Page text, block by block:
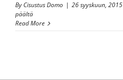
By Cisustus Domo | 26 syyskuun, 2015
päältäartikkelissa
Valokuvauskärpäsen
puraisema!
Read More